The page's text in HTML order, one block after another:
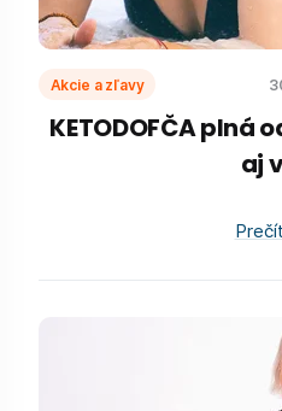
Akcie a zľavy
KETODOFČA plná
aj